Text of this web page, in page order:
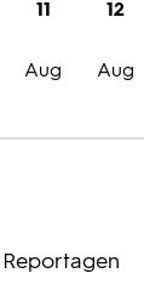
Trailer
Bilder
11
Aug
12
Aug